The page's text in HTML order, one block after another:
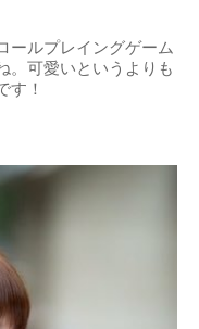
ールプレイングゲーム
。可愛いというよりも
す！